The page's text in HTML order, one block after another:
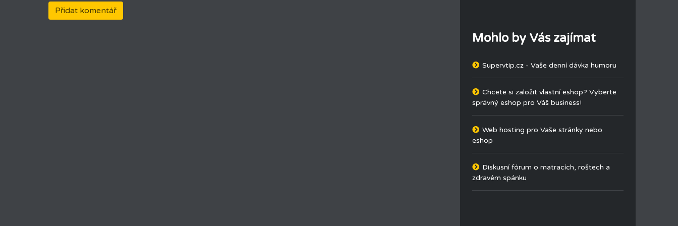
Mohlo by Vás zajímat
Supervtip.cz - Vaše denní dávka humoru
Chcete si založit vlastní eshop? Vyberte
správný eshop pro Váš business!
Web hosting pro Vaše stránky nebo
eshop
Diskusní fórum o matracích, roštech a
zdravém spánku